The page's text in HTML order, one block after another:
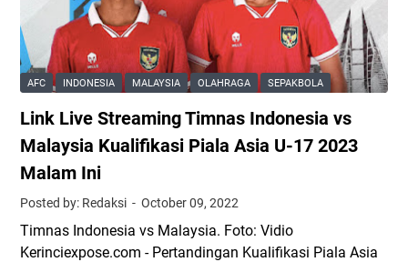
I
r
k
u
a
f
i
k
:
S
O
y
a
n
a
i
k
AFC INDONESIA MALAYSIA OLAHRAGA SEPAKBOLA
Link Live Streaming Timnas Indonesia vs
Malaysia Kualifikasi Piala Asia U-17 2023
Malam Ini
Posted by: Redaksi October 09, 2022
Timnas Indonesia vs Malaysia. Foto: Vidio
Kerinciexpose.com - Pertandingan Kualifikasi Piala Asia